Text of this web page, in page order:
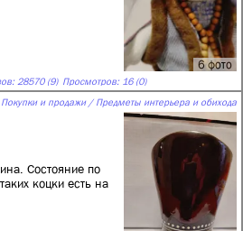
6 фото
28570 (9) Просмотров: 16 (0)
Покупки и продажи / Предметы интерьера и обихода
Состояние по
коцки есть на